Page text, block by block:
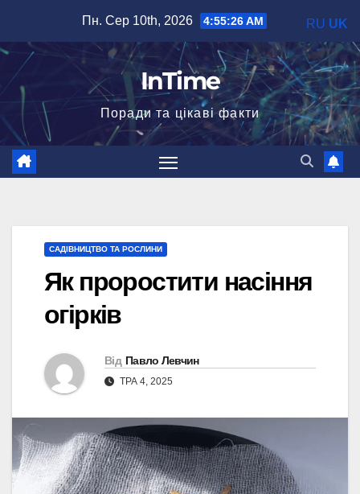
вмісту
Пн. Сер 10th, 2026 4:55:27 AM
InTime
Поради та цікаві факти
САДІВНИЦТВО ТА РОСЛИНИ
Як проростити насіння
огірків
Від Павло Левчин
ТРА 4, 2025
RU UK